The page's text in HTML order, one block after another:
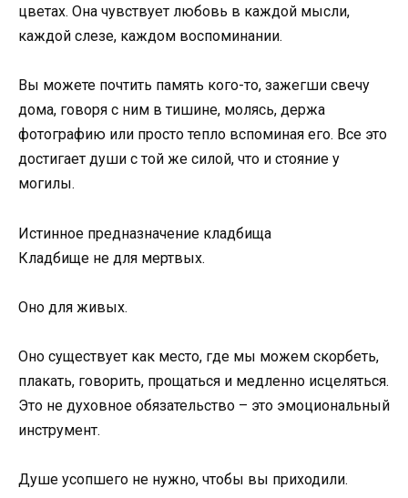
цветах. Она чувствует любовь в каждой мысли,
каждой слезе, каждом воспоминании.
Вы можете почтить память кого-то, зажегши свечу
дома, говоря с ним в тишине, молясь, держа
фотографию или просто тепло вспоминая его. Все это
достигает души с той же силой, что и стояние у
могилы.
Истинное предназначение кладбища
Кладбище не для мертвых.
Оно для живых.
Оно существует как место, где мы можем скорбеть,
плакать, говорить, прощаться и медленно исцеляться.
Это не духовное обязательство – это эмоциональный
инструмент.
Душе усопшего не нужно, чтобы вы приходили.